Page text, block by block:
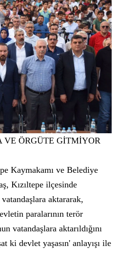
ÖRGÜTE GİTMİYOR
Kaymakamı ve Belediye
Kızıltepe ilçesinde
aktararak,
paralarının terör
vatandaşlara aktarıldığını
ki devlet yaşasın' anlayışı ile